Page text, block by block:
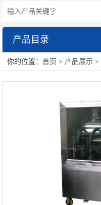
产品目录
超微粉碎机设备
超细粉碎设备
细胞破壁机设备
中药微粉机设备
多功能粉碎机
你的位置：首页 > 产品展示 >